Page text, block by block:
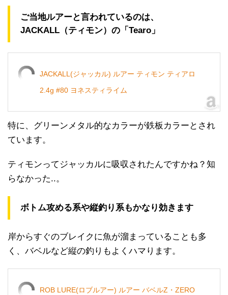
ご当地ルアーと言われているのは、
JACKALL（ティモン）の「Tearo」
JACKALL(ジャッカル) ルアー ティモン ティアロ
2.4g #80 ヨネスティライム
特に、グリーンメタル的なカラーが鉄板カラーとされ
ています。
ティモンってジャッカルに吸収されたんですかね？知
らなかった..。
ボトム攻める系や縦釣り系もかなり効きます
岸からすぐのブレイクに魚が溜まっていることも多
く、バベルなど縦の釣りもよくハマります。
ROB LURE(ロブルアー) ルアー バベルZ・ZERO